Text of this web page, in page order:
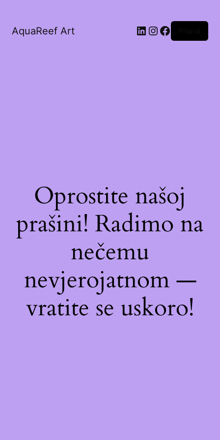
AquaReef Art
Oprostite našoj
prašini! Radimo na
nečemu
nevjerojatnom —
vratite se uskoro!